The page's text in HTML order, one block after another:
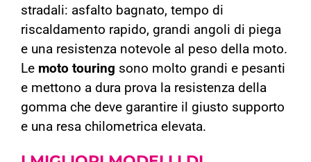
stradali: asfalto bagnato, tempo di
riscaldamento rapido, grandi angoli di piega
e una resistenza notevole al peso della moto.
Le moto touring sono molto grandi e pesanti
e mettono a dura prova la resistenza della
gomma che deve garantire il giusto supporto
e una resa chilometrica elevata.